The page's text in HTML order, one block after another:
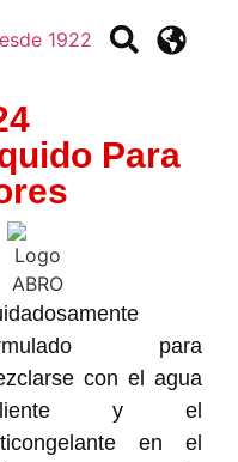
Para
para
con el agua
y el
en el